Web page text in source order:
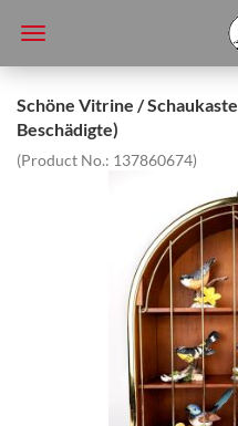
Schöne Vitrine /
Beschädigte)
(Product No.: 137860674)